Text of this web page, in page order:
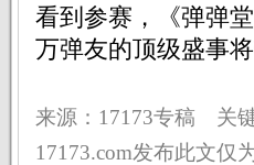
看到参赛，《弹弹
万弹友的顶级盛事
来源：17173专稿 关
17173.com发布此文仅